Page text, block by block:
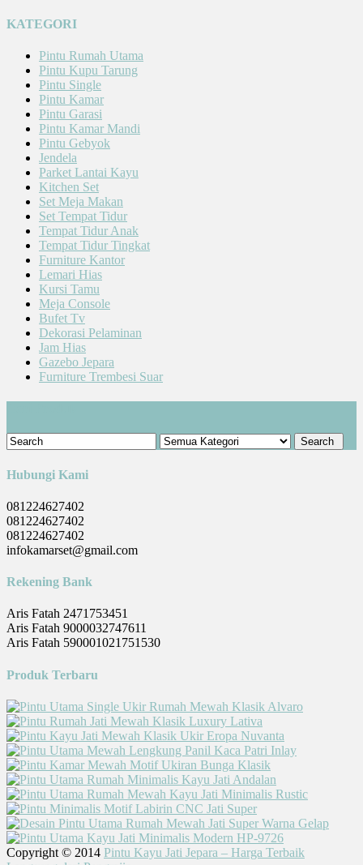
KATEGORI
Pintu Rumah Utama
Pintu Kupu Tarung
Pintu Single
Pintu Kamar
Pintu Garasi
Pintu Kamar Mandi
Pintu Gebyok
Jendela
Parket Lantai Kayu
Kitchen Set
Set Meja Makan
Set Tempat Tidur
Tempat Tidur Anak
Tempat Tidur Tingkat
Furniture Kantor
Lemari Hias
Kursi Tamu
Meja Console
Bufet Tv
Dekorasi Pelaminan
Jam Hias
Gazebo Jepara
Furniture Trembesi Suar
Hubungi Kami
081224627402
081224627402
081224627402
infokamarset@gmail.com
Rekening Bank
Aris Fatah 2471753451
Aris Fatah 9000032747611
Aris Fatah 590001021751530
Produk Terbaru
Copyright © 2014 Pintu Kayu Jati Jepara – Harga Terbaik